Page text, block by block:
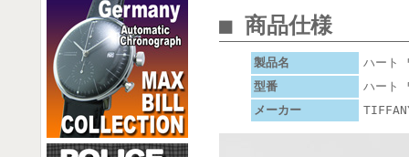
■ 商品仕様
製品名
ハート
型番
ハート
メーカー